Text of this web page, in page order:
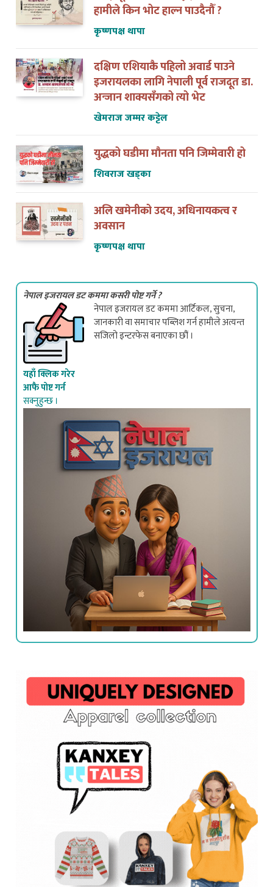
हामीले किन भोट हाल्न पाउदैनौँ ?
कृष्णपक्ष थापा
दक्षिण एशियाकै पहिलो अवार्ड पाउने
इजरायलका लागि नेपाली पूर्व राजदूत डा.
अन्जान शाक्यसँगको त्यो भेट
खेमराज जम्मर कट्टेल
युद्धको घडीमा मौनता पनि जिम्मेवारी हो
शिवराज खड्का
अलि खमेनीको उदय, अधिनायकत्व र
अवसान
कृष्णपक्ष थापा
नेपाल इजरायल डट कममा कसरी पोष्ट गर्ने ?
यहाँ क्लिक गरेर
आफै पोष्ट गर्न
सक्नुहुन्छ ।
नेपाल इजरायल डट कममा आर्टिकल, सुचना,
जानकारी वा समाचार पब्लिश गर्न हामीले अत्यन्त
सजिलो इन्टरफेस बनाएका छौं ।